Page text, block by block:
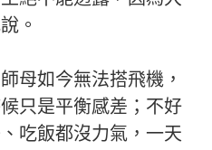
。
母如今無法搭飛機，
只是平衡感差；不好
吃飯都沒力氣，一天